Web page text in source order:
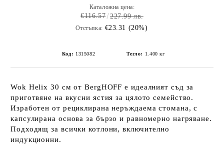
Каталожна цена:
€116.57 227.99 лв.
Отстъпка: €23.31 (20%)
Код: 1315082 Тегло: 1.400 кг
Wok Helix 30 см от BergHOFF е идеалният съд за
приготвяне на вкусни ястия за цялото семейство.
Изработен от рециклирана неръждаема стомана, с
капсулирана основа за бързо и равномерно нагряване.
Подходящ за всички котлони, включително
индукционни.